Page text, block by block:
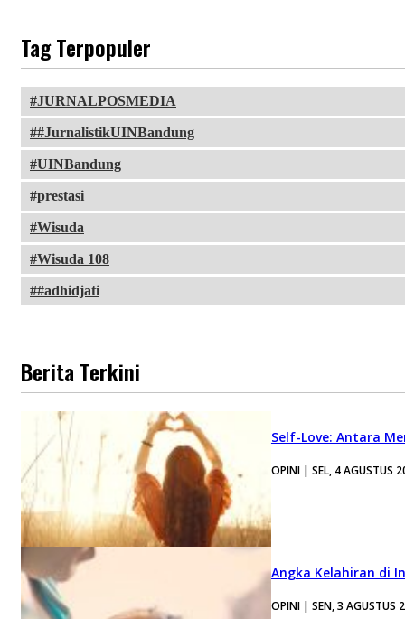
Tag Terpopuler
JURNALPOSMEDIA
#JurnalistikUINBandung
UINBandung
prestasi
Wisuda
Wisuda 108
#adhidjati
Berita Terkini
Self-Love: Antara
OPINI | SEL, 4 AGUSTUS
Angka Kelahiran di
OPINI | SEN, 3 AGUSTUS